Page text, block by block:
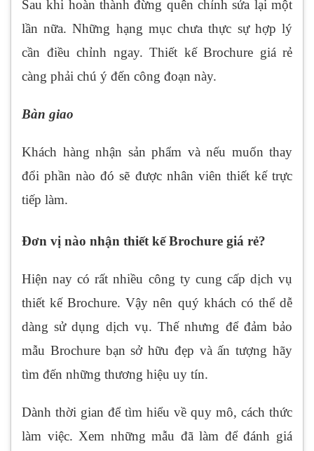
Sau khi hoàn thành đừng quên chỉnh sửa lại một
lần nữa. Những hạng mục chưa thực sự hợp lý
cần điều chỉnh ngay. Thiết kế Brochure giá rẻ
càng phải chú ý đến công đoạn này.
Bàn giao
Khách hàng nhận sản phẩm và nếu muốn thay
đổi phần nào đó sẽ được nhân viên thiết kế trực
tiếp làm.
Đơn vị nào nhận thiết kế Brochure giá rẻ?
Hiện nay có rất nhiều công ty cung cấp dịch vụ
thiết kế Brochure. Vậy nên quý khách có thể dễ
dàng sử dụng dịch vụ. Thế nhưng để đảm bảo
mẫu Brochure bạn sở hữu đẹp và ấn tượng hãy
tìm đến những thương hiệu uy tín.
Dành thời gian để tìm hiểu về quy mô, cách thức
làm việc. Xem những mẫu đã làm để đánh giá